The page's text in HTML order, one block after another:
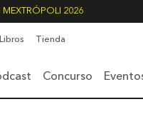
2026
Libros Tienda
Concurso